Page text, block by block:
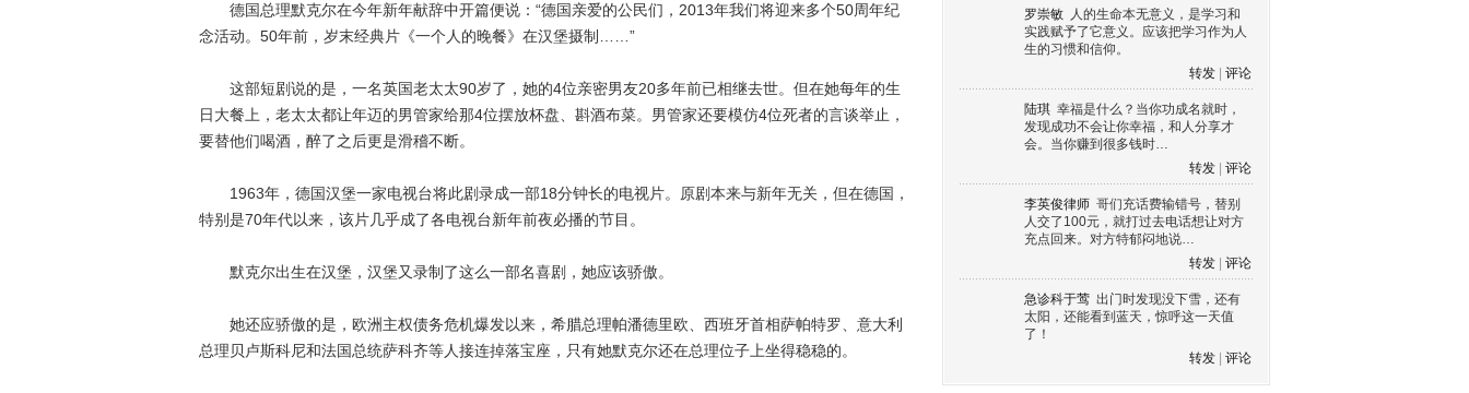
德国总理默克尔在今年新年献辞中开篇便说：“德国亲爱的公民们，2013年我们将迎来多个50周年纪
念活动。50年前，岁末经典片《一个人的晚餐》在汉堡摄制……”
这部短剧说的是，一名英国老太太90岁了，她的4位亲密男友20多年前已相继去世。但在她每年的生
日大餐上，老太太都让年迈的男管家给那4位摆放杯盘、斟酒布菜。男管家还要模仿4位死者的言谈举止，
要替他们喝酒，醉了之后更是滑稽不断。
1963年，德国汉堡一家电视台将此剧录成一部18分钟长的电视片。原剧本来与新年无关，但在德国，
特别是70年代以来，该片几乎成了各电视台新年前夜必播的节目。
默克尔出生在汉堡，汉堡又录制了这么一部名喜剧，她应该骄傲。
她还应骄傲的是，欧洲主权债务危机爆发以来，希腊总理帕潘德里欧、西班牙首相萨帕特罗、意大利
总理贝卢斯科尼和法国总统萨科齐等人接连掉落宝座，只有她默克尔还在总理位子上坐得稳稳的。
罗崇敏 人的生命本无意义，是学习和
实践赋予了它意义。应该把学习作为人
生的习惯和信仰。
转发
评论
陆琪 幸福是什么？当你功成名就时，
发现成功不会让你幸福，和人分享才
会。当你赚到很多钱时…
转发
评论
李英俊律师 哥们充话费输错号，替别
人交了100元，就打过去电话想让对方
充点回来。对方特郁闷地说…
转发
评论
急诊科于莺 出门时发现没下雪，还有
太阳，还能看到蓝天，惊呼这一天值
了！
转发
评论